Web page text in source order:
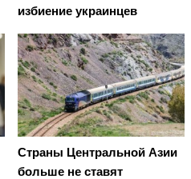
избиение украинцев
Страны Центральной Азии
больше не ставят